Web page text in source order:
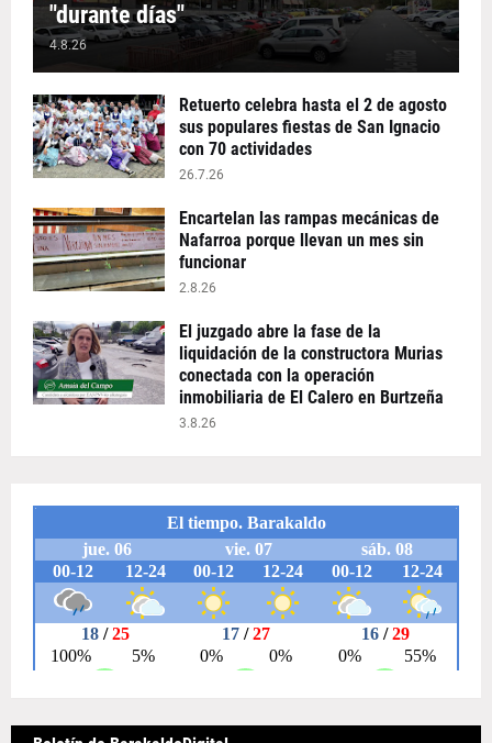
"durante días"
4.8.26
Retuerto celebra hasta el 2 de agosto
sus populares fiestas de San Ignacio
con 70 actividades
26.7.26
Encartelan las rampas mecánicas de
Nafarroa porque llevan un mes sin
funcionar
2.8.26
El juzgado abre la fase de la
liquidación de la constructora Murias
conectada con la operación
inmobiliaria de El Calero en Burtzeña
3.8.26